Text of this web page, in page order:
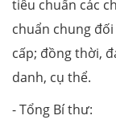
tiêu chuẩn các
chuẩn chung
cấp; đồng thời,
danh, cụ thể.
- Tổng Bí thư: